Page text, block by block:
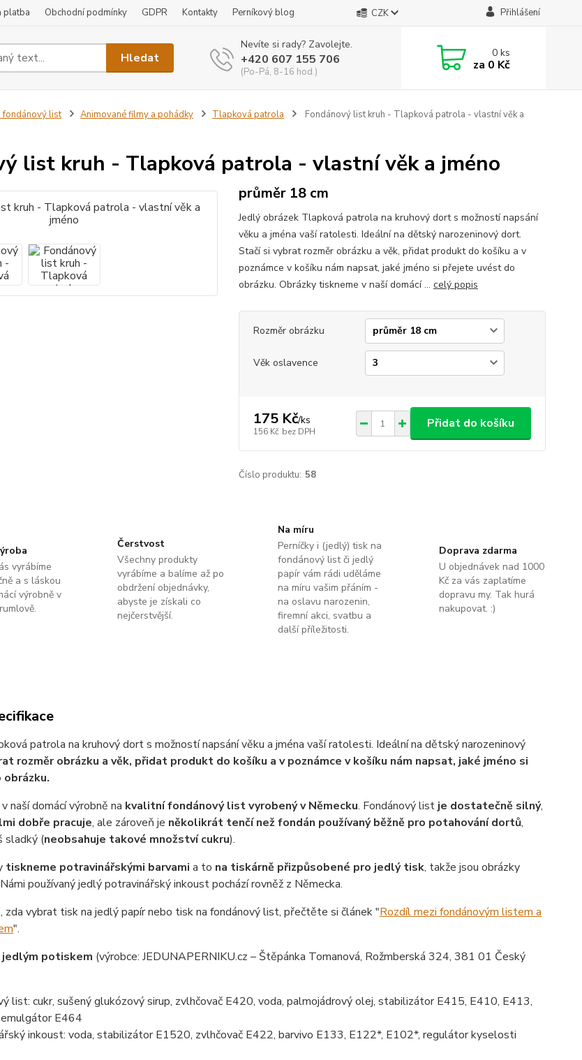
platba Obchodní podmínky GDPR Kontakty Perníkový blog CZK Přihlášení
Hledat
Nevíte si rady? Zavolejte.
+420 607 155 706
(Po-Pá, 8-16 hod.)
0ks
za 0 Kč
fondánový list Animované filmy a pohádky Tlapková patrola
Fondánový list kruh - Tlapková patrola - vlastní věk a
list kruh - Tlapková patrola - vlastní věk a jméno
průměr 18 cm
Jedlý obrázek Tlapková patrola na kruhový dort s možností napsání
věku a jména vaší ratolesti. Ideální na dětský narozeninový dort.
Stačí si vybrat rozměr obrázku a věk, přidat produkt do košíku a v
poznámce v košíku nám napsat, jaké jméno si přejete uvést do
obrázku. Obrázky tiskneme v naší domácí ... celý popis
Rozměr obrázku
Věk oslavence
175 Kč/ks
156 Kč bez DPH
Přidat do košíku
Číslo produktu: 58
vyrábíme
a s láskou
výrobně v
Čerstvost
Všechny produkty
vyrábíme a balíme až po
obdržení objednávky,
abyste je získali co
nejčerstvější.
Na míru
Perníčky i (jedlý) tisk na
fondánový list či jedlý
papír vám rádi uděláme
na míru vašim přáním -
na oslavu narozenin,
firemní akci, svatbu a
další příležitosti.
Doprava zdarma
U objednávek nad 1000
Kč za vás zaplatíme
dopravu my. Tak hurá
nakupovat. :)
patrola na kruhový dort s možností napsání věku a jména vaší ratolesti. Ideální na dětský narozeninový
rozměr obrázku a věk, přidat produkt do košíku a v poznámce v košíku nám napsat, jaké jméno si
naší domácí výrobně na kvalitní fondánový list vyrobený v Německu. Fondánový list je dostatečně silný,
dobře pracuje, ale zároveň je několikrát tenčí než fondán používaný běžně pro potahování dortů,
sladký (neobsahuje takové množství cukru).
tiskneme potravinářskými barvami a to na tiskárně přizpůsobené pro jedlý tisk, takže jsou obrázky
používaný jedlý potravinářský inkoust pochází rovněž z Německa.
zda vybrat tisk na jedlý papír nebo tisk na fondánový list, přečtěte si článek "Rozdíl mezi fondánovým listem a
".
potiskem (výrobce: JEDUNAPERNIKU.cz – Štěpánka Tomanová, Rožmberská 324, 381 01 Český
list: cukr, sušený glukózový sirup, zvlhčovač E420, voda, palmojádrový olej, stabilizátor E415, E410, E413,
E464
inkoust: voda, stabilizátor E1520, zvlhčovač E422, barvivo E133, E122*, E102*, regulátor kyselosti